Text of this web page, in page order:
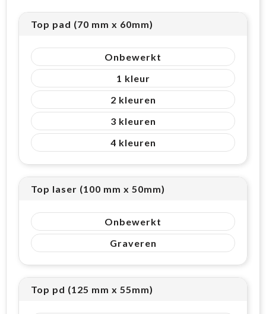
Top pad (70 mm x 60mm)
Onbewerkt
1
2
3
4
Top laser (100 mm x 50mm)
Onbewerkt
Graveren
Top pd (125 mm x 55mm)